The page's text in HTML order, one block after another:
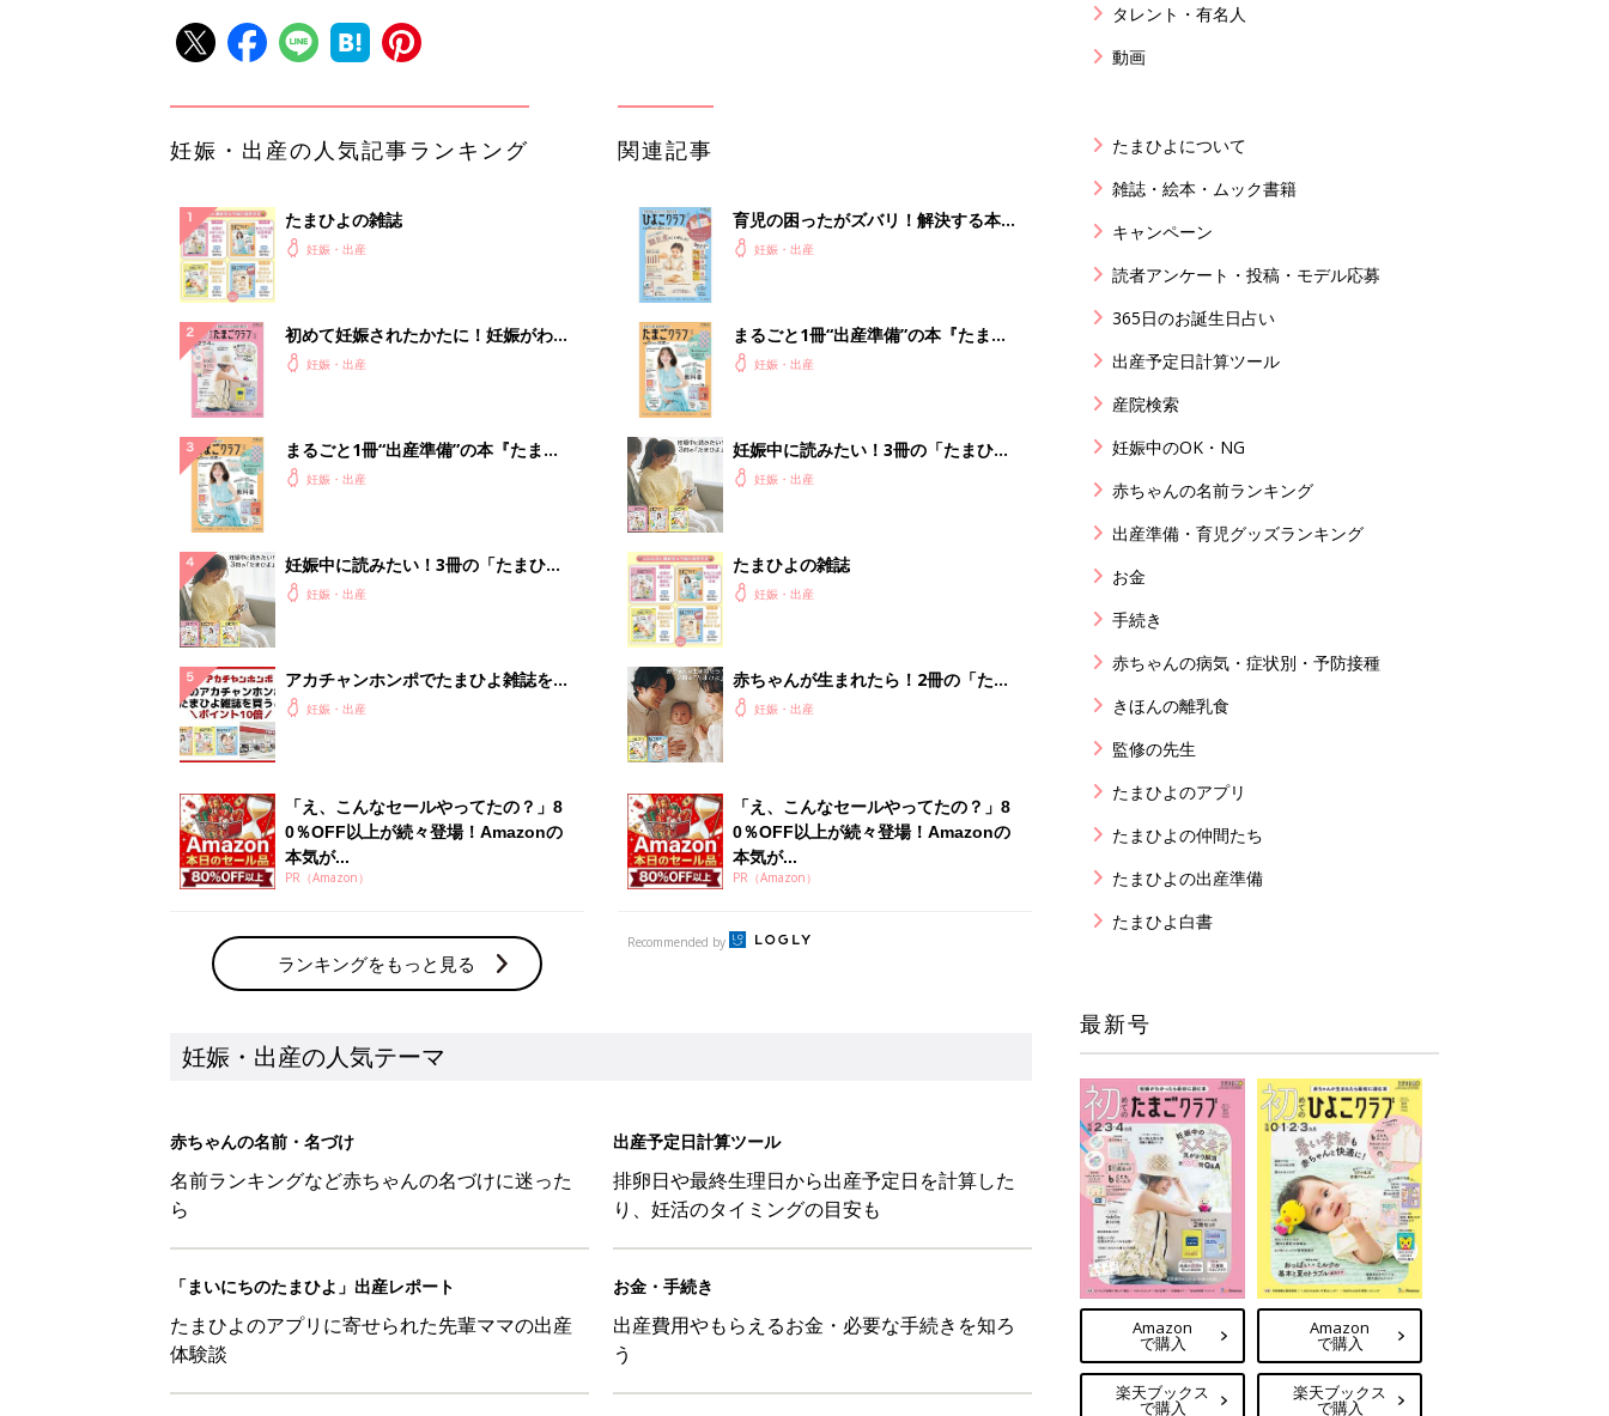
妊娠・出産の人気記事ランキング
たまひよの雑誌
妊娠・出産
初めて妊娠されたかたに！妊娠がわか
ったら最初に読む本『初めてのたまご
妊娠・出産
まるごと1冊“出産準備”の本『たまご
クラブ 夏号』〈スペシャル大特集〉
妊娠・出産
妊娠中に読みたい！3冊の「たまひ
よ」妊娠・出産
アカチャンホンポでたまひよ雑誌を買
うとポイント10倍【期間限定】
妊娠・出産
「え、こんなセールやってたの？」8
0％OFF以上が続々登場！Amazonの
本気が...
PR（Amazon）
ランキングをもっと見る
関連記事
育児の困ったがズバリ！解決する本
『ひよこクラブ 秋号』 4カ月～2才
妊娠・出産
まるごと1冊“出産準備”の本『たまご
クラブ 夏号』〈スペシャル大特集〉
妊娠・出産
妊娠中に読みたい！3冊の「たまひ
よ」妊娠・出産
たまひよの雑誌
妊娠・出産
赤ちゃんが生まれたら！2冊の「たま
ひよ」
妊娠・出産
「え、こんなセールやってたの？」8
0％OFF以上が続々登場！Amazonの
本気が...
PR（Amazon）
Recommended by
妊娠・出産の人気テーマ
赤ちゃんの名前・名づけ
名前ランキングなど赤ちゃんの名づけに迷った
ら
出産予定日計算ツール
排卵日や最終生理日から出産予定日を計算した
り、妊活のタイミングの目安も
「まいにちのたまひよ」出産レポート
たまひよのアプリに寄せられた先輩ママの出産
体験談
お金・手続き
出産費用やもらえるお金・必要な手続きを知ろ
う
タレント・有名人
動画
たまひよについて
雑誌・絵本・ムック書籍
キャンペーン
読者アンケート・投稿・モデル応募
365日のお誕生日占い
出産予定日計算ツール
産院検索
妊娠中のOK・NG
赤ちゃんの名前ランキング
出産準備・育児グッズランキング
お金
手続き
赤ちゃんの病気・症状別・予防接種
きほんの離乳食
監修の先生
たまひよのアプリ
たまひよの仲間たち
たまひよの出産準備
たまひよ白書
最新号
Amazon
で購入
楽天ブックス
で購入
Amazon
で購入
楽天ブックス
で購入